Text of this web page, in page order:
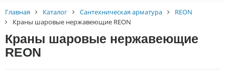
Главная Каталог Сантехническая арматура
REON
Краны шаровые нержавеющие REON
Краны шаровые нержавеющие
REON